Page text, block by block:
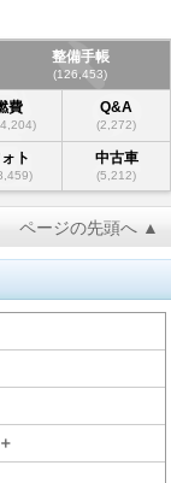
整備手帳
(126,453)
費 Q&A
(2,272)
ト 中古車
(5,212)
ページの先頭へ ▲